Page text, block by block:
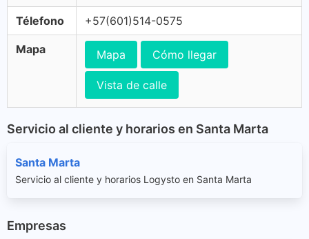
Télefono +57(601)514-0575
Mapa Mapa Cómo llegar
Vista de calle
Servicio al cliente y horarios en Santa Marta
Santa Marta
Servicio al cliente y horarios Logysto en Santa Marta
Empresas